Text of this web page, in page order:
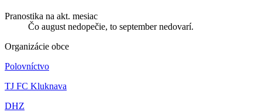
Pranostika na akt. mesiac
Čo august nedopečie, to september nedovarí.
Organizácie obce
Polovníctvo
TJ FC Kluknava
DHZ